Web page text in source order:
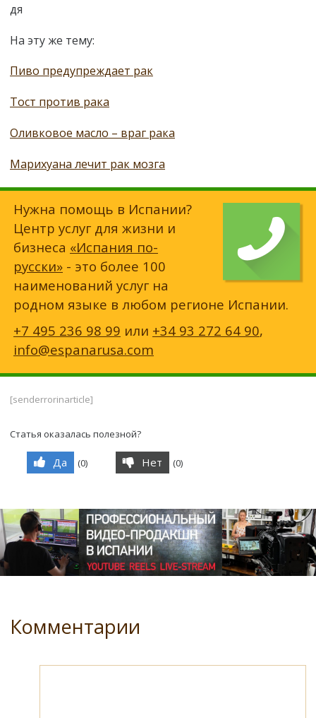
дя
На эту же тему:
Пиво предупреждает рак
Тост против рака
Оливковое масло – враг рака
Марихуана лечит рак мозга
Нужна помощь в Испании?
Центр услуг для жизни и
бизнеса «Испания по-
русски» - это более 100
наименований услуг на
родном языке в любом регионе Испании.
+7 495 236 98 99 или +34 93 272 64 90,
info@espanarusa.com
[senderrorinarticle]
Статья оказалась полезной?
Да (0) Нет (0)
Комментарии